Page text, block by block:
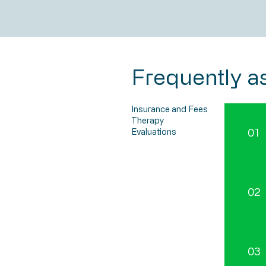
Frequently
Insurance and Fees
Therapy
Evaluations
01
02
03